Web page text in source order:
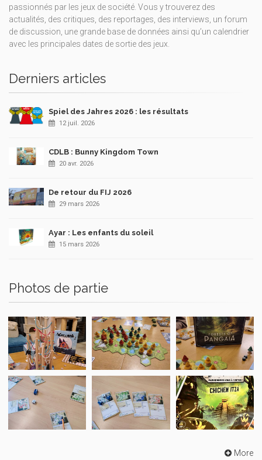
passionnés par les jeux de société. Vous y trouverez des
actualités, des critiques, des reportages, des interviews, un forum
de discussion, une grande base de données ainsi qu’un calendrier
avec les principales dates de sortie des jeux.
Derniers articles
Spiel des Jahres 2026 : les résultats
12 juil. 2026
CDLB : Bunny Kingdom Town
20 avr. 2026
De retour du FIJ 2026
29 mars 2026
Ayar : Les enfants du soleil
15 mars 2026
Photos de partie
More